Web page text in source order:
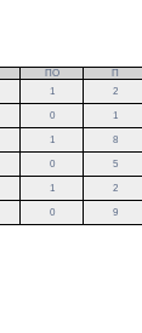
ПО П
1 2
0 1
1 8
0 5
1 2
0 9